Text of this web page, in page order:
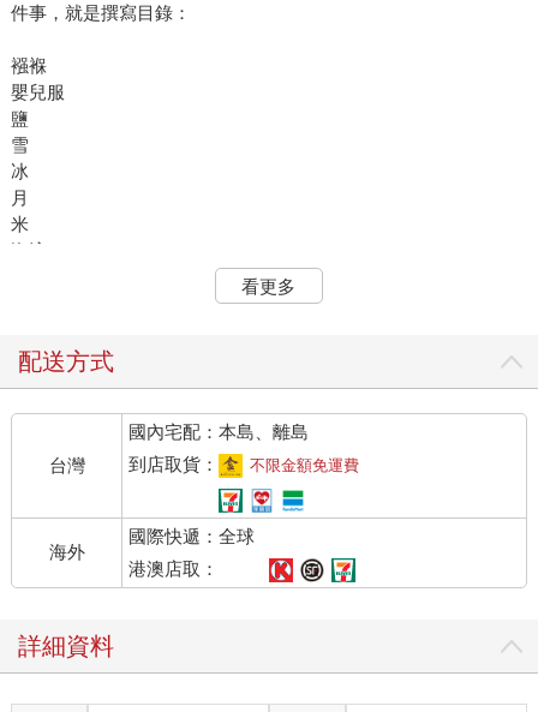
件事，就是撰寫目錄：
襁褓
嬰兒服
鹽
雪
冰
月
米
海浪
白紙
白髮
每寫下一個詞，內心就莫名地有所觸動。一定要寫完這本書。我
覺得在寫作過程中，可能會讓某些事物產生變化。抹在患部的白
色藥膏，需要某個能覆於其上的白色紗布之類的東西。
然而，過了幾天我又再次閱讀目錄，陷入了沉思。
端詳這些單字究竟有什麼意義？
如同一旦用弓拉開鐵弦，就會發出或悲傷或奇異的尖銳聲音那
看更多
配送方式
台灣
國內宅配：本島、離島
到店取貨：
不限金額免運費
海外
國際快遞：全球
港澳店取：
詳細資料